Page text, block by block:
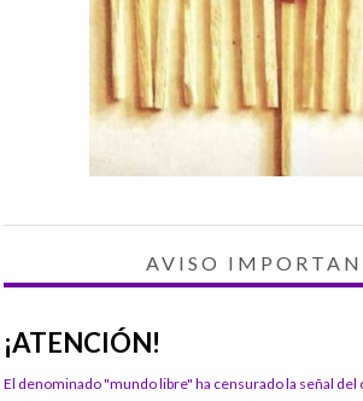
AVISO
¡ATENCIÓN!
El denominado "mundo libre" ha censurado la señal del